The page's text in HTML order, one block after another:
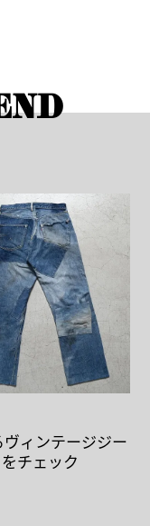
ィンテージジー
チェック